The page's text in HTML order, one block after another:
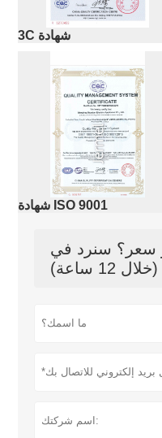
3C شهادة
شهادة ISO 9001
سعر؟ سنرد في
ساعة)